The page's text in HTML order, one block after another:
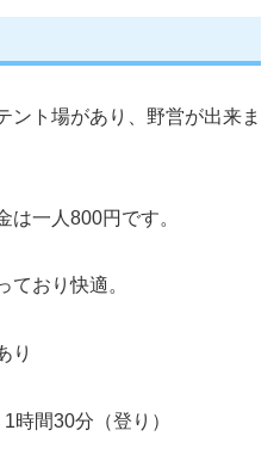
ント場があり、野営が出来ま
は一人800円です。
ており快適。
り
時間30分（登り）